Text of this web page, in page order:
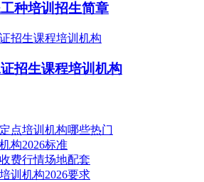
种培训招生简章
招生课程培训机构
点培训机构哪些热门
构2026标准
费行情场地配套
训机构2026要求